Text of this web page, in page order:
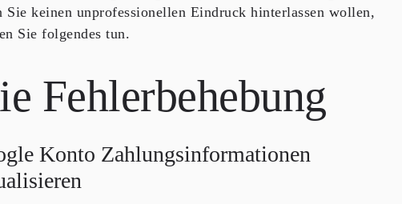
Sie keinen unprofessionellen Eindruck hinterlassen wollen,
Sie folgendes tun.
Fehlerbehebung
Konto Zahlungsinformationen